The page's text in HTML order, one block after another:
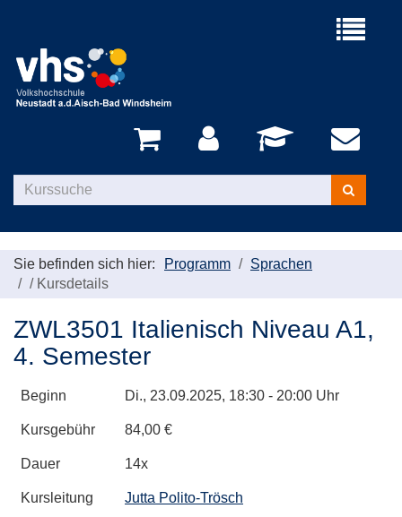
Menü
Kurse
suchen
Sie befinden sich hier: Programm
Sprachen
/ Kursdetails
ZWL3501 Italienisch Niveau A1,
4. Semester
Beginn Di., 23.09.2025, 18:30 - 20:00 Uhr
Kursgebühr 84,00 €
Dauer 14x
Kursleitung Jutta Polito-Trösch